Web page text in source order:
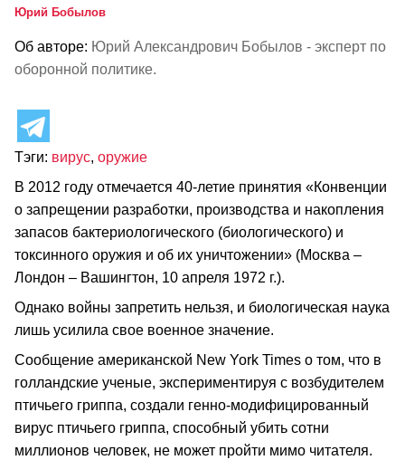
Юрий Бобылов
Об авторе: Юрий Александрович Бобылов - эксперт по
оборонной политике.
Тэги: вирус, оружие
В 2012 году отмечается 40-летие принятия «Конвенции
о запрещении разработки, производства и накопления
запасов бактериологического (биологического) и
токсинного оружия и об их уничтожении» (Москва –
Лондон – Вашингтон, 10 апреля 1972 г.).
Однако войны запретить нельзя, и биологическая наука
лишь усилила свое военное значение.
Сообщение американской New York Times о том, что в
голландские ученые, экспериментируя с возбудителем
птичьего гриппа, создали генно-модифицированный
вирус птичьего гриппа, способный убить сотни
миллионов человек, не может пройти мимо читателя.